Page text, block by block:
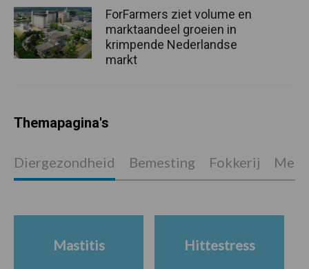
ForFarmers ziet volume en
marktaandeel groeien in
krimpende Nederlandse
markt
Themapagina's
Diergezondheid Bemesting Fokkerij
Mastitis Hittestress